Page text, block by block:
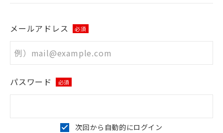
メールアドレス 必須
パスワード 必須
次回から自動的にログイン